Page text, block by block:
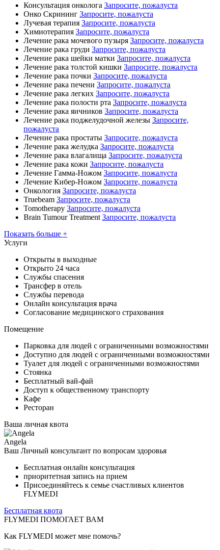
Консультация онколога Запросите, пожалуста
Онко Скрининг Запросите, пожалуста
Лучевая терапия Запросите, пожалуста
Химиотерапия Запросите, пожалуста
Лечение рака мочевого пузыря Запросите, пожалуста
Лечение рака груди Запросите, пожалуста
Лечение рака шейки матки Запросите, пожалуста
Лечение рака толстой кишки Запросите, пожалуста
Лечение рака почки Запросите, пожалуста
Лечение рака печени Запросите, пожалуста
Лечение рака легких Запросите, пожалуста
Лечение рака полости рта Запросите, пожалуста
Лечение рака яичников Запросите, пожалуста
Лечение рака поджелудочной железы Запросите,
пожалуста
Лечение рака простаты Запросите, пожалуста
Лечение рака желудка Запросите, пожалуста
Лечение рака влагалища Запросите, пожалуста
Лечение рака кожи Запросите, пожалуста
Лечение Гамма-Ножом Запросите, пожалуста
Лечение Кибер-Ножом Запросите, пожалуста
Онкология Запросите, пожалуста
Truebeam Запросите, пожалуста
Tomotherapy Запросите, пожалуста
Brain Tumour Treatment Запросите, пожалуста
Показать больше +
Услуги
Открыты в выходные
Открыто 24 часа
Службы спасения
Трансфер в отель
Службы перевода
Онлайн консультация врача
Согласование медицинского страхования
Помещение
Парковка для людей с ограниченными возможностями
Доступно для людей с ограниченными возможностями
Туалет для людей с ограниченными возможностями
Стоянка
Бесплатный вай-фай
Доступ к общественному транспорту
Кафе
Ресторан
Ваша личная квота
Angela
Ваш Личный консультант по вопросам здоровья
Бесплатная онлайн консультация
приоритетная запись на прием
Присоединяйтесь к семье счастливых клиентов
FLYMEDI
Бесплатная квота
FLYMEDI ПОМОГАЕТ ВАМ
Как FLYMEDI может мне помочь?